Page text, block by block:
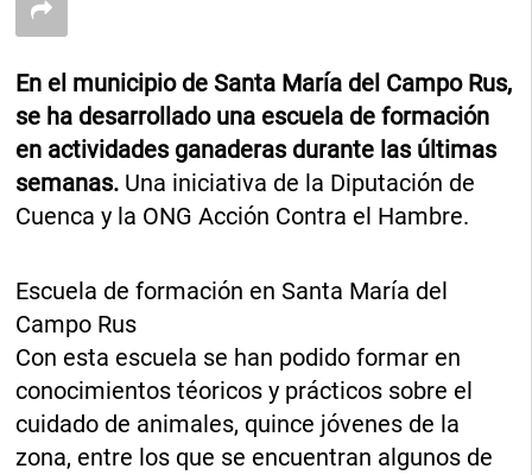
En el municipio de Santa María del Campo Rus,
se ha desarrollado una escuela de formación
en actividades ganaderas durante las últimas
semanas. Una iniciativa de la Diputación de
Cuenca y la ONG Acción Contra el Hambre.
Escuela de formación en Santa María del
Campo Rus
Con esta escuela se han podido formar en
conocimientos téoricos y prácticos sobre el
cuidado de animales, quince jóvenes de la
zona, entre los que se encuentran algunos de